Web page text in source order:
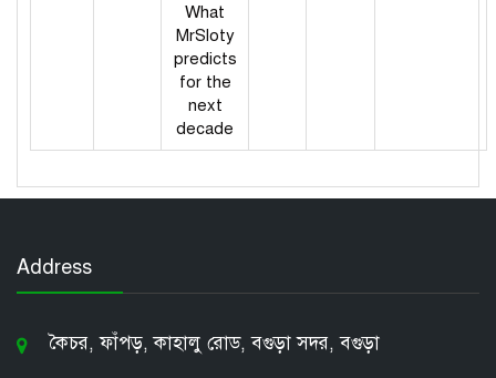
What
MrSloty
predicts
for the
next
decade
Address
কৈচর, ফাঁপড়, কাহালু রোড, বগুড়া সদর, বগুড়া